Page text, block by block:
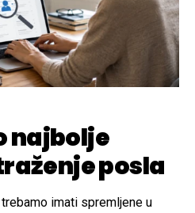
najbolje
posla
imati spremljene u